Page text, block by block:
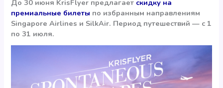
До 30 июня KrisFlyer предлагает скидку на
премиальные билеты по избранным направлениям
Singapore Airlines и SilkAir. Период путешествий — с 1
по 31 июля.